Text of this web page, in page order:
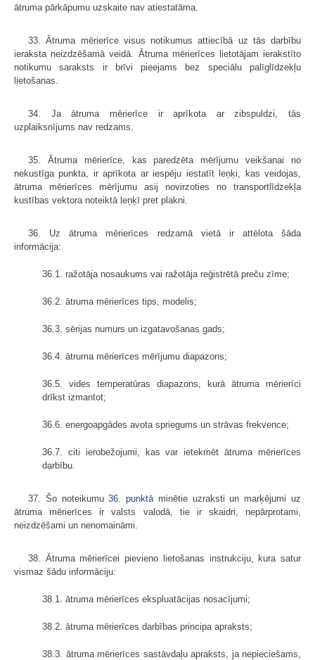
ātruma pārkāpumu uzskaite nav atiestatāma.
33. Ātruma mērierīce visus notikumus attiecībā uz tās darbību
ieraksta neizdzēšamā veidā. Ātruma mērierīces lietotājam ierakstīto
notikumu saraksts ir brīvi pieejams bez speciālu palīglīdzekļu
lietošanas.
34. Ja ātruma mērierīce ir aprīkota ar zibspuldzi, tās
uzplaiksnījums nav redzams.
35. Ātruma mērierīce, kas paredzēta mērījumu veikšanai no
nekustīga punkta, ir aprīkota ar iespēju iestatīt leņķi, kas veidojas,
ātruma mērierīces mērījumu asij novirzoties no transportlīdzekļa
kustības vektora noteiktā leņķī pret plakni.
36. Uz ātruma mērierīces redzamā vietā ir attēlota šāda
informācija:
36.1. ražotāja nosaukums vai ražotāja reģistrētā preču zīme;
36.2. ātruma mērierīces tips, modelis;
36.3. sērijas numurs un izgatavošanas gads;
36.4. ātruma mērierīces mērījumu diapazons;
36.5. vides temperatūras diapazons, kurā ātruma mērierīci
drīkst izmantot;
36.6. energoapgādes avota spriegums un strāvas frekvence;
36.7. citi ierobežojumi, kas var ietekmēt ātruma mērierīces
darbību.
37. Šo noteikumu36. punktā minētie uzraksti un marķējumi uz
ātruma mērierīces ir valsts valodā, tie ir skaidri, nepārprotami,
neizdzēšami un nenomaināmi.
38. Ātruma mērierīcei pievieno lietošanas instrukciju, kura satur
vismaz šādu informāciju:
38.1. ātruma mērierīces ekspluatācijas nosacījumi;
38.2. ātruma mērierīces darbības principa apraksts;
38.3. ātruma mērierīces sastāvdaļu apraksts, ja nepieciešams,